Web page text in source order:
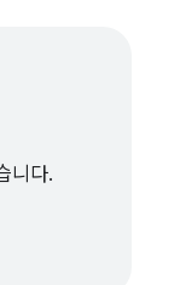
니다.